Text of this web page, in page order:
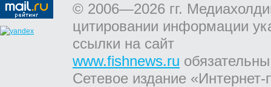
© 2006—2026 гг.
цитировании информации
ссылки на сайт
www.fishnews.ru
Сетевое издание